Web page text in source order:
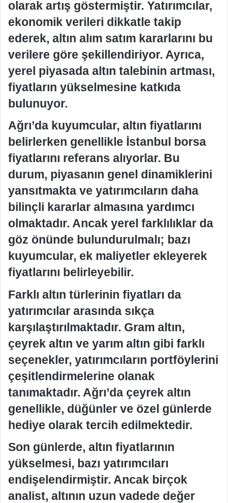
olarak artış göstermiştir. Yatırımcılar,
ekonomik verileri dikkatle takip
ederek, altın alım satım kararlarını bu
verilere göre şekillendiriyor. Ayrıca,
yerel piyasada altın talebinin artması,
fiyatların yükselmesine katkıda
bulunuyor.
Ağrı’da kuyumcular, altın fiyatlarını
belirlerken genellikle İstanbul borsa
fiyatlarını referans alıyorlar. Bu
durum, piyasanın genel dinamiklerini
yansıtmakta ve yatırımcıların daha
bilinçli kararlar almasına yardımcı
olmaktadır. Ancak yerel farklılıklar da
göz önünde bulundurulmalı; bazı
kuyumcular, ek maliyetler ekleyerek
fiyatlarını belirleyebilir.
Farklı altın türlerinin fiyatları da
yatırımcılar arasında sıkça
karşılaştırılmaktadır. Gram altın,
çeyrek altın ve yarım altın gibi farklı
seçenekler, yatırımcıların portföylerini
çeşitlendirmelerine olanak
tanımaktadır. Ağrı’da çeyrek altın
genellikle, düğünler ve özel günlerde
hediye olarak tercih edilmektedir.
Son günlerde, altın fiyatlarının
yükselmesi, bazı yatırımcıları
endişelendirmiştir. Ancak birçok
analist, altının uzun vadede değer